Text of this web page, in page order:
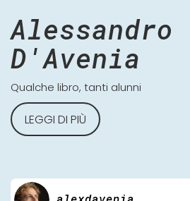
Alessandro
D'Avenia
Qualche libro, tanti alunni
LEGGI DI PIÙ